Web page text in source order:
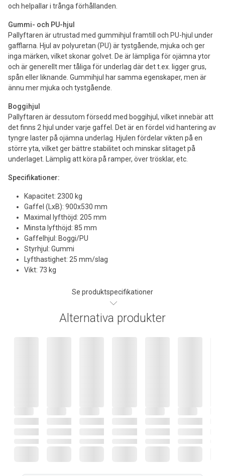
och helpallar i trånga förhållanden.
Gummi- och PU-hjul
Pallyftaren är utrustad med gummihjul framtill och PU-hjul under
gafflarna. Hjul av polyuretan (PU) är tystgående, mjuka och ger
inga märken, vilket skonar golvet. De är lämpliga för ojämna ytor
och är generellt mer tåliga för underlag där det t.ex. ligger grus,
spån eller liknande. Gummihjul har samma egenskaper, men är
ännu mer mjuka och tystgående.
Boggihjul
Pallyftaren är dessutom försedd med boggihjul, vilket innebär att
det finns 2 hjul under varje gaffel. Det är en fördel vid hantering av
tyngre laster på ojämna underlag. Hjulen fördelar vikten på en
större yta, vilket ger bättre stabilitet och minskar slitaget på
underlaget. Lämplig att köra på ramper, över trösklar, etc.
Specifikationer:
Kapacitet: 2300 kg
Gaffel (LxB): 900x530 mm
Maximal lyfthöjd: 205 mm
Minsta lyfthöjd: 85 mm
Gaffelhjul: Boggi/PU
Styrhjul: Gummi
Lyfthastighet: 25 mm/slag
Vikt: 73 kg
Se produktspecifikationer
Alternativa produkter